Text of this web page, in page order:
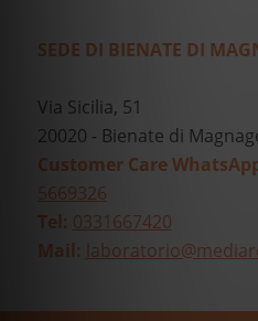
SEDE DI BIENATE DI
Via Sicilia, 51
20020 - Bienate di
Customer Care
5669326
Tel: 0331667420
Mail: